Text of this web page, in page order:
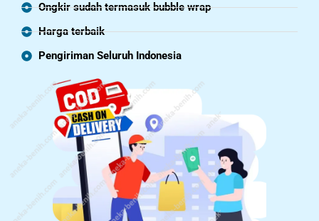
Ongkir sudah termasuk bubble wrap
Harga terbaik
Pengiriman Seluruh Indonesia